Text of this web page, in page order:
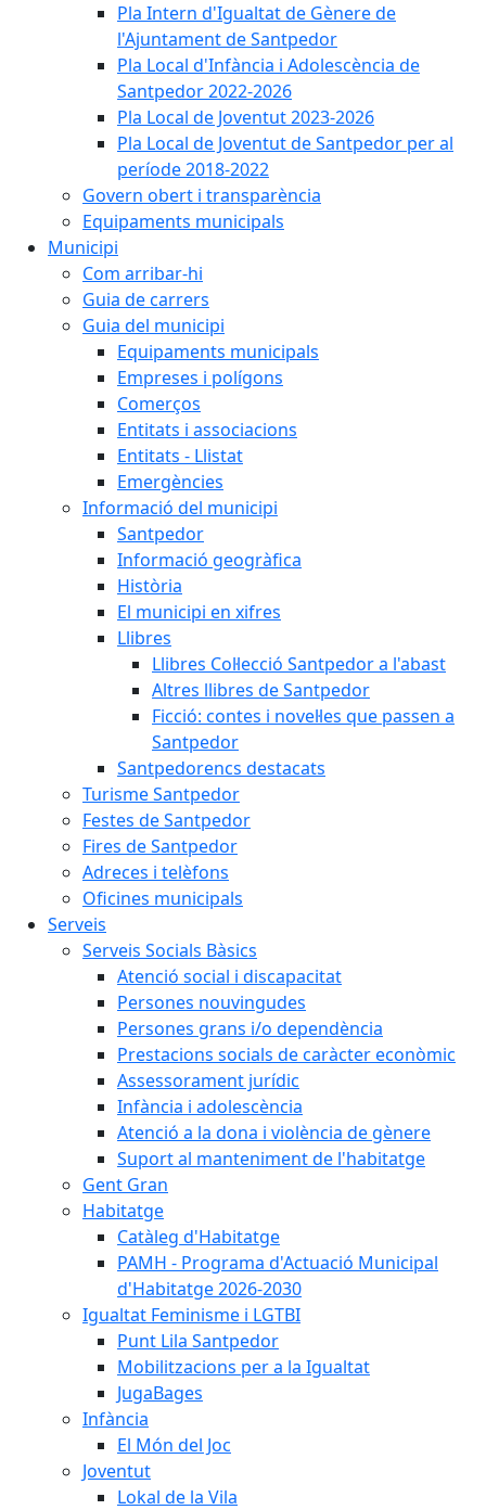
Pla Intern d'Igualtat de Gènere de
l'Ajuntament de Santpedor
Pla Local d'Infància i Adolescència de
Santpedor 2022-2026
Pla Local de Joventut 2023-2026
Pla Local de Joventut de Santpedor per al
període 2018-2022
Govern obert i transparència
Equipaments municipals
Municipi
Com arribar-hi
Guia de carrers
Guia del municipi
Equipaments municipals
Empreses i polígons
Comerços
Entitats i associacions
Entitats - Llistat
Emergències
Informació del municipi
Santpedor
Informació geogràfica
Història
El municipi en xifres
Llibres
Llibres Col·lecció Santpedor a l'abast
Altres llibres de Santpedor
Ficció: contes i novel·les que passen a
Santpedor
Santpedorencs destacats
Turisme Santpedor
Festes de Santpedor
Fires de Santpedor
Adreces i telèfons
Oficines municipals
Serveis
Serveis Socials Bàsics
Atenció social i discapacitat
Persones nouvingudes
Persones grans i/o dependència
Prestacions socials de caràcter econòmic
Assessorament jurídic
Infància i adolescència
Atenció a la dona i violència de gènere
Suport al manteniment de l'habitatge
Gent Gran
Habitatge
Catàleg d'Habitatge
PAMH - Programa d'Actuació Municipal
d'Habitatge 2026-2030
Igualtat Feminisme i LGTBI
Punt Lila Santpedor
Mobilitzacions per a la Igualtat
JugaBages
Infància
El Món del Joc
Joventut
Lokal de la Vila